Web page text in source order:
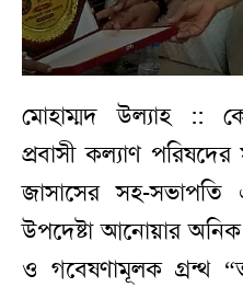
মোহাম্মদ উল্যাহ ::
প্রবাসী কল্যাণ
জাসাসের সহ-সভাপতি
উপদেষ্টা আনোয়ার অনিক
ও গবেষণামূলক গ্রন্থ